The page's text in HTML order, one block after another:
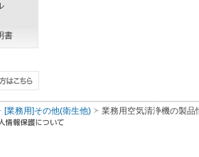
書
[業務用]その他(衛生他) 業務用空気清浄機の製品